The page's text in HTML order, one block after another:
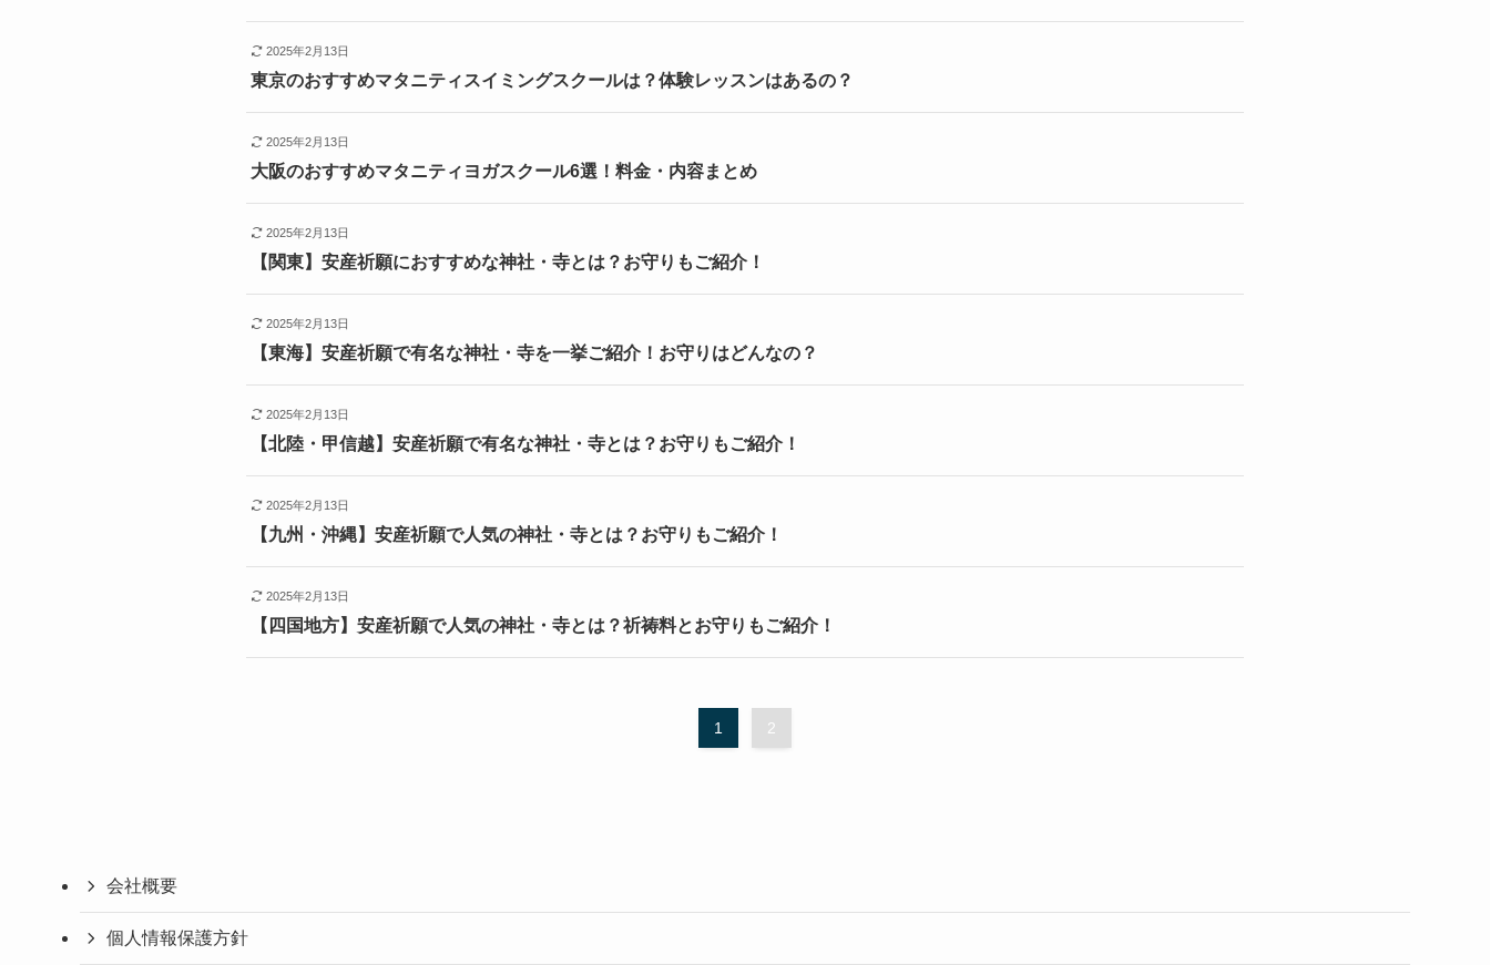
2025年2月13日
東京のおすすめマタニティスイミングスクールは？体験レッスンはあるの？
2025年2月13日
大阪のおすすめマタニティヨガスクール6選！料金・内容まとめ
2025年2月13日
【関東】安産祈願におすすめな神社・寺とは？お守りもご紹介！
2025年2月13日
【東海】安産祈願で有名な神社・寺を一挙ご紹介！お守りはどんなの？
2025年2月13日
【北陸・甲信越】安産祈願で有名な神社・寺とは？お守りもご紹介！
2025年2月13日
【九州・沖縄】安産祈願で人気の神社・寺とは？お守りもご紹介！
2025年2月13日
【四国地方】安産祈願で人気の神社・寺とは？祈祷料とお守りもご紹介！
1 2
会社概要
個人情報保護方針